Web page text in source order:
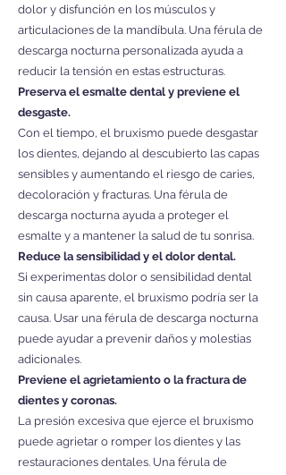
dolor y disfunción en los músculos y
articulaciones de la mandíbula. Una férula de
descarga nocturna personalizada ayuda a
reducir la tensión en estas estructuras.
Preserva el esmalte dental y previene el
desgaste.
Con el tiempo, el bruxismo puede desgastar
los dientes, dejando al descubierto las capas
sensibles y aumentando el riesgo de caries,
decoloración y fracturas. Una férula de
descarga nocturna ayuda a proteger el
esmalte y a mantener la salud de tu sonrisa.
Reduce la sensibilidad y el dolor dental.
Si experimentas dolor o sensibilidad dental
sin causa aparente, el bruxismo podría ser la
causa. Usar una férula de descarga nocturna
puede ayudar a prevenir daños y molestias
adicionales.
Previene el agrietamiento o la fractura de
dientes y coronas.
La presión excesiva que ejerce el bruxismo
puede agrietar o romper los dientes y las
restauraciones dentales. Una férula de